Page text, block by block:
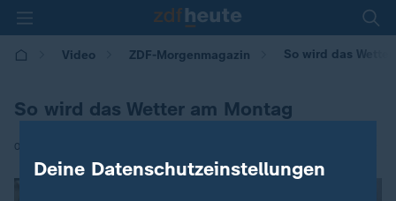
Video ZDF-Morgenmagazin So wird das
So wird das Wetter am Montag
08.12.2025 | 05:30
Deine Datenschutzeinstellungen